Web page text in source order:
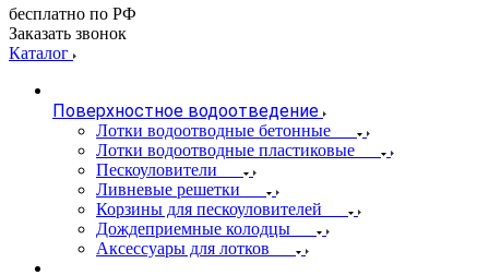
бесплатно по РФ
Заказать звонок
Каталог
Поверхностное водоотведение
Лотки водоотводные бетонные
Лотки водоотводные пластиковые
Пескоуловители
Ливневые решетки
Корзины для пескоуловителей
Дождеприемные колодцы
Аксессуары для лотков